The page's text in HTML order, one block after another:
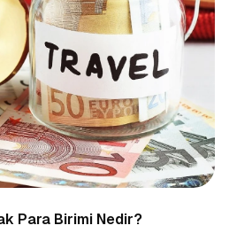
Para Birimi Nedir?